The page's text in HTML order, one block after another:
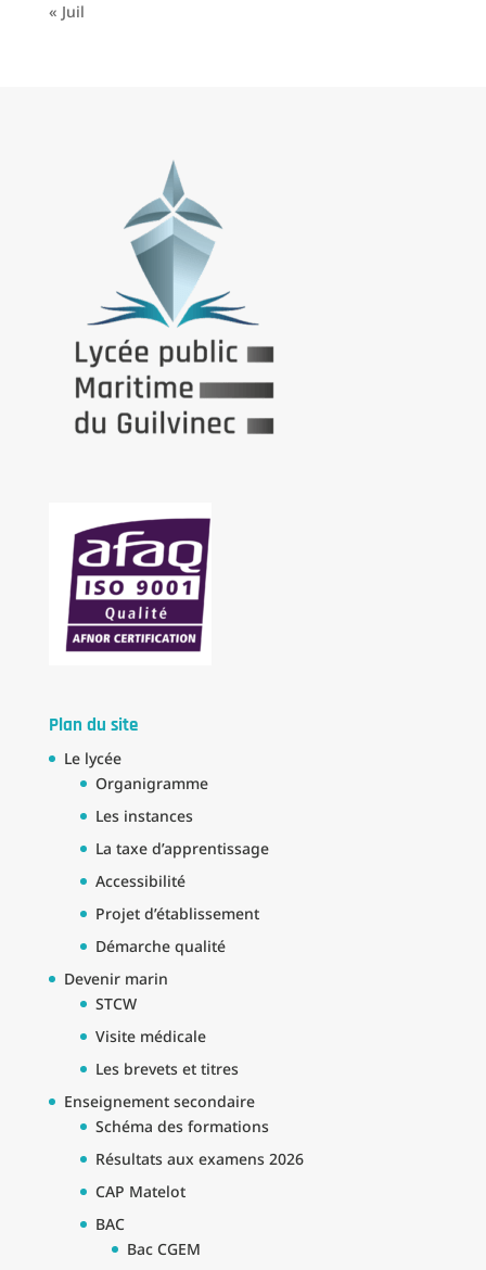
« Juil
Plan du site
Le lycée
Organigramme
Les instances
La taxe d’apprentissage
Accessibilité
Projet d’établissement
Démarche qualité
Devenir marin
STCW
Visite médicale
Les brevets et titres
Enseignement secondaire
Schéma des formations
Résultats aux examens 2026
CAP Matelot
BAC
Bac CGEM